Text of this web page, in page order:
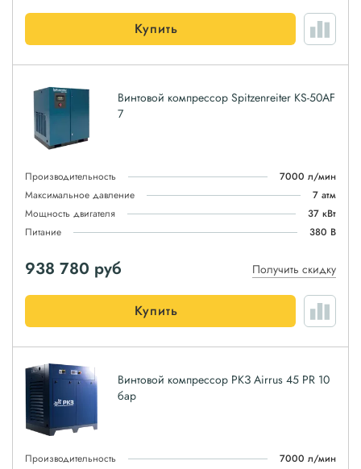
Купить
Винтовой компрессор Spitzenreiter KS-50AF
7
Производительность
7000 л/мин
Максимальное давление
7 атм
Мощность двигателя
37 кВт
Питание
380 В
938 780 руб Получить скидку
Купить
Винтовой компрессор РКЗ Airrus 45 PR 10
бар
Производительность
7000 л/мин